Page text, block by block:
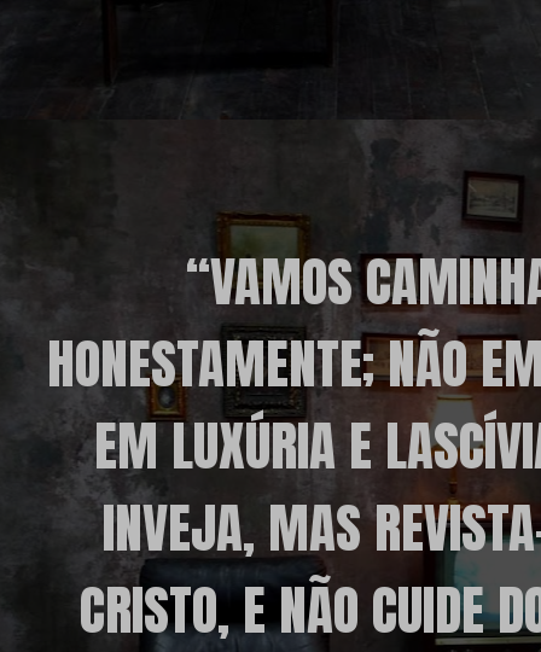
“VAMOS
HONESTAMENTE; NÃO
EM LUXÚRIA E
INVEJA, MAS
CRISTO, E NÃO CUIDE